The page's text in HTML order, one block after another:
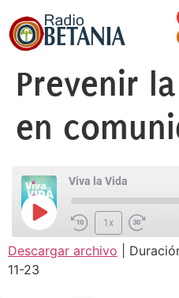
Prevenir
en
Viva la Vida
1x
COMPARTIR
Descargar archivo
11-23